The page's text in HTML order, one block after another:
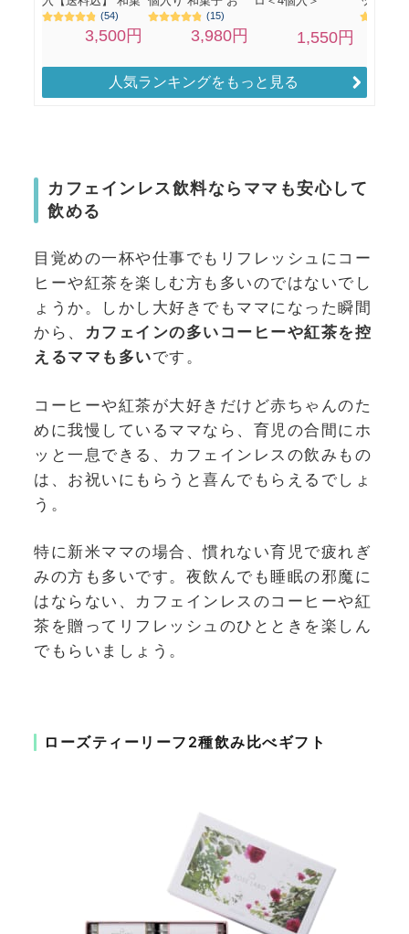
人気ランキングをもっと見る
カフェインレス飲料ならママも安心して
飲める
目覚めの一杯や仕事でもリフレッシュにコー
ヒーや紅茶を楽しむ方も多いのではないでし
ょうか。しかし大好きでもママになった瞬間
から、
カフェインの多いコーヒーや紅茶を控
えるママも多いです。
コーヒーや紅茶が大好きだけど赤ちゃんのた
めに我慢しているママなら、育児の合間にホ
ッと一息できる、カフェインレスの飲みもの
は、お祝いにもらうと喜んでもらえるでしょ
う。
特に新米ママの場合、慣れない育児で疲れぎ
みの方も多いです。夜飲んでも睡眠の邪魔に
はならない、カフェインレスのコーヒーや紅
茶を贈ってリフレッシュのひとときを楽しん
でもらいましょう。
ローズティーリーフ2種飲み比べギフト